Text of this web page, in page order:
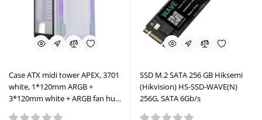
Case ATX midi tower APEX, 3701
white, 1*120mm ARGB +
3*120mm white + ARGB fan hub
SSD M.2 SATA 256 GB Hiksemi
(Hikvision) HS-SSD-WAVE(N)
256G, SATA 6Gb/s